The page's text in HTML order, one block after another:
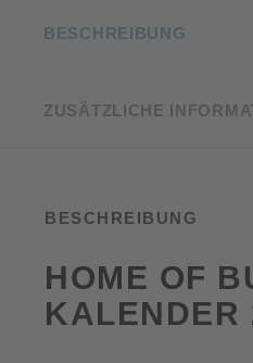
BESCHREIBUNG
ZUSÄTZLICHE
BESCHREIBUNG
HOME OF
KALENDER